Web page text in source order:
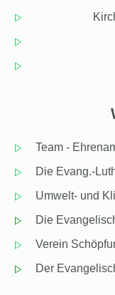
Team -
Die Evang.-
Umwelt- und
Die
Verein
Der